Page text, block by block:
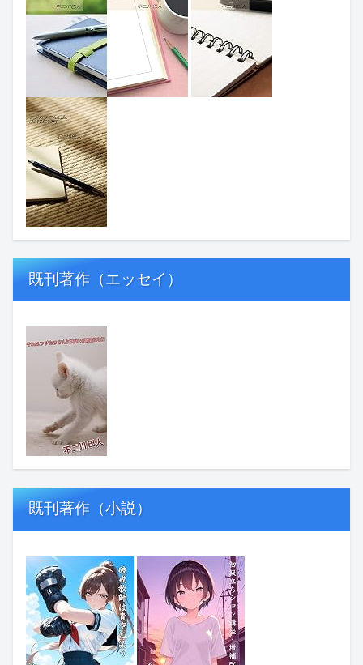
既刊著作（エッセイ）
既刊著作（小説）